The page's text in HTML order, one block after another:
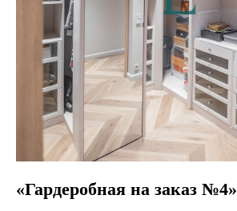
«Гардеробная на заказ №4»